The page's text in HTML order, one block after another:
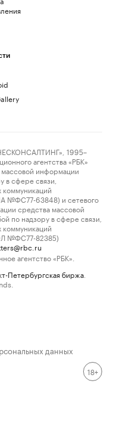
1995–
агентства «РБК»
массовой информации
в сфере связи,
№ФС77-63848) и сетевого
средства массовой
по надзору в сфере связи,
№ФС77-82385)
агентство «РБК».
Петербургская биржа
данных
18+